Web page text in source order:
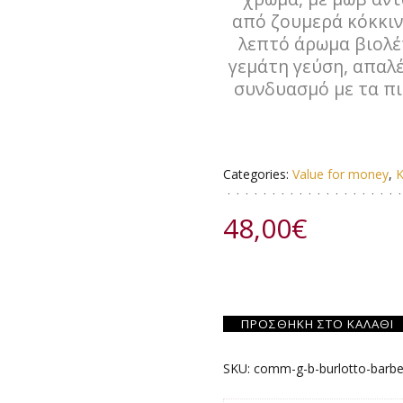
από ζουμερά
λεπτό άρωμα
γεμάτη γεύση,
συνδυασμό με τα
Categories:Value for money,
48,00€
ΠΡΟΣΘΉΚΗ ΣΤΟ ΚΑΛΆΘΙ
SKU:comm-g-b-burlotto-